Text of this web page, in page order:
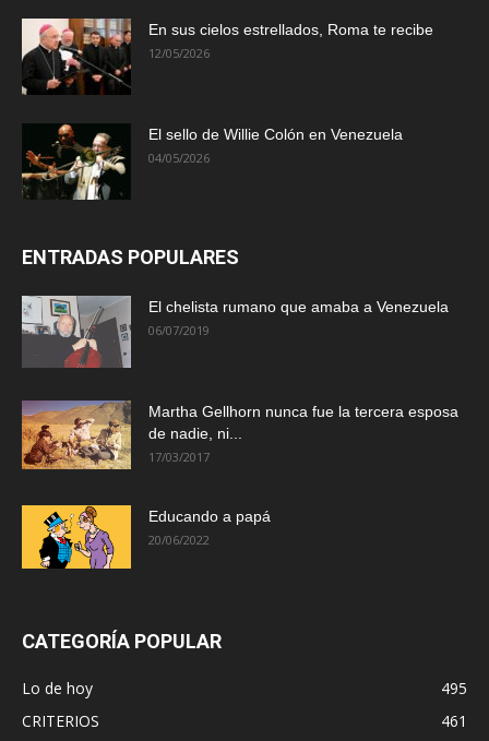
En sus cielos estrellados, Roma te recibe
12/05/2026
El sello de Willie Colón en Venezuela
04/05/2026
ENTRADAS POPULARES
El chelista rumano que amaba a Venezuela
06/07/2019
Martha Gellhorn nunca fue la tercera esposa
de nadie, ni...
17/03/2017
Educando a papá
20/06/2022
CATEGORÍA POPULAR
Lo de hoy
495
CRITERIOS
461